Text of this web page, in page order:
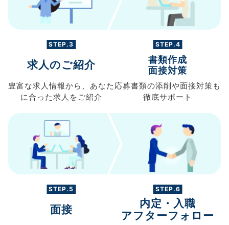
STEP.3
求人のご紹介
豊富な求人情報から、 あなた
に合った求人を ご紹介
STEP.4
書類作成
面接対策
応募書類の添削や面接対策も
徹底サポート
STEP.5
面接
STEP.6
内定・入職
アフターフォロー